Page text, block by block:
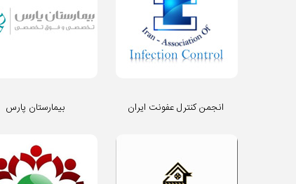
بیمارستان پارس انجمن کنترل عفونت ایران